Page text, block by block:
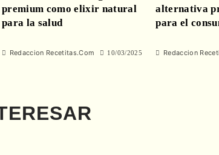
premium como elixir natural
para la salud
Redaccion Recetitas.Com 10/03/2025
alternativa
para el
Redaccion